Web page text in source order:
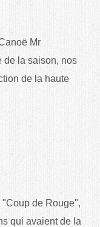
Mr
de la saison, nos
de la haute
de Rouge",
qui avaient de la